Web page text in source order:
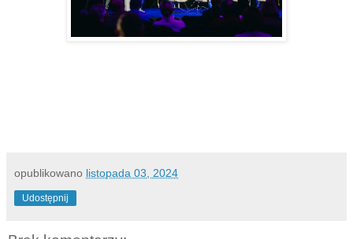
opublikowano listopada 03, 2024
Udostępnij